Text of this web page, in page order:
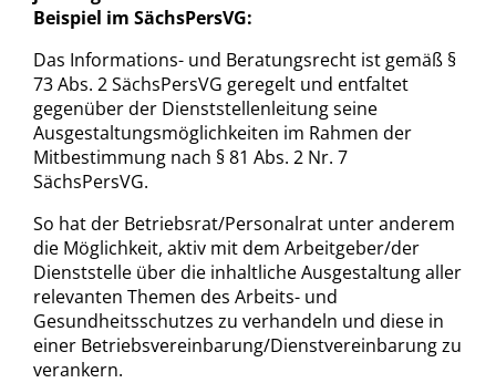
Beispiel im SächsPersVG:
Das Informations- und Beratungsrecht ist gemäß §
73 Abs. 2 SächsPersVG geregelt und entfaltet
gegenüber der Dienststellenleitung seine
Ausgestaltungsmöglichkeiten im Rahmen der
Mitbestimmung nach § 81 Abs. 2 Nr. 7
SächsPersVG.
So hat der Betriebsrat/Personalrat unter anderem
die Möglichkeit, aktiv mit dem Arbeitgeber/der
Dienststelle über die inhaltliche Ausgestaltung aller
relevanten Themen des Arbeits- und
Gesundheitsschutzes zu verhandeln und diese in
einer Betriebsvereinbarung/Dienstvereinbarung zu
verankern.